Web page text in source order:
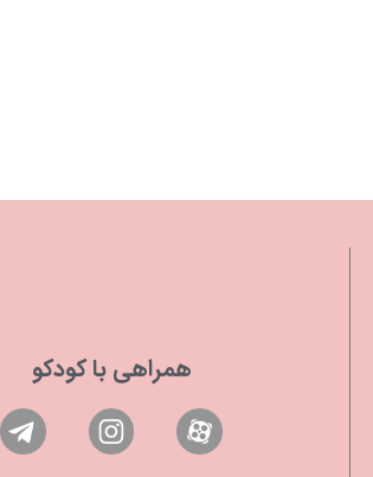
همراهی با کودکو